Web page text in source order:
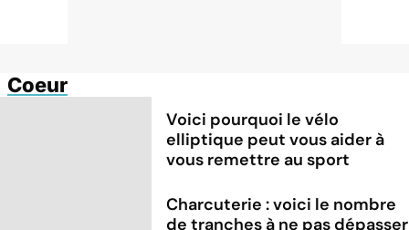
Coeur
Voici pourquoi le vélo
elliptique peut vous aider à
vous remettre au sport
Charcuterie : voici le nombre
de tranches à ne pas dépasser